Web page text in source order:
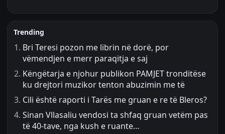
Trending
Bri Teresi pozon me librin në dorë, por
vëmendjen e merr paraqitja e saj
Këngëtarja e njohur publikon PAMJET tronditëse
ku drejtori muzikor tenton abuzimin me të
Cili është raporti i Tarës me gruan e re të Bleros?
Sinan Vllasaliu vendosi ta shfaq gruan vetëm pas
të 40-tave, nga kush e ruante…